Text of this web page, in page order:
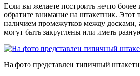
Если вы желаете построить нечто более
обратите внимание на штакетник. Этот
наличием промежутков между досками,
могут быть закруглены или иметь
На фото представлен типичный